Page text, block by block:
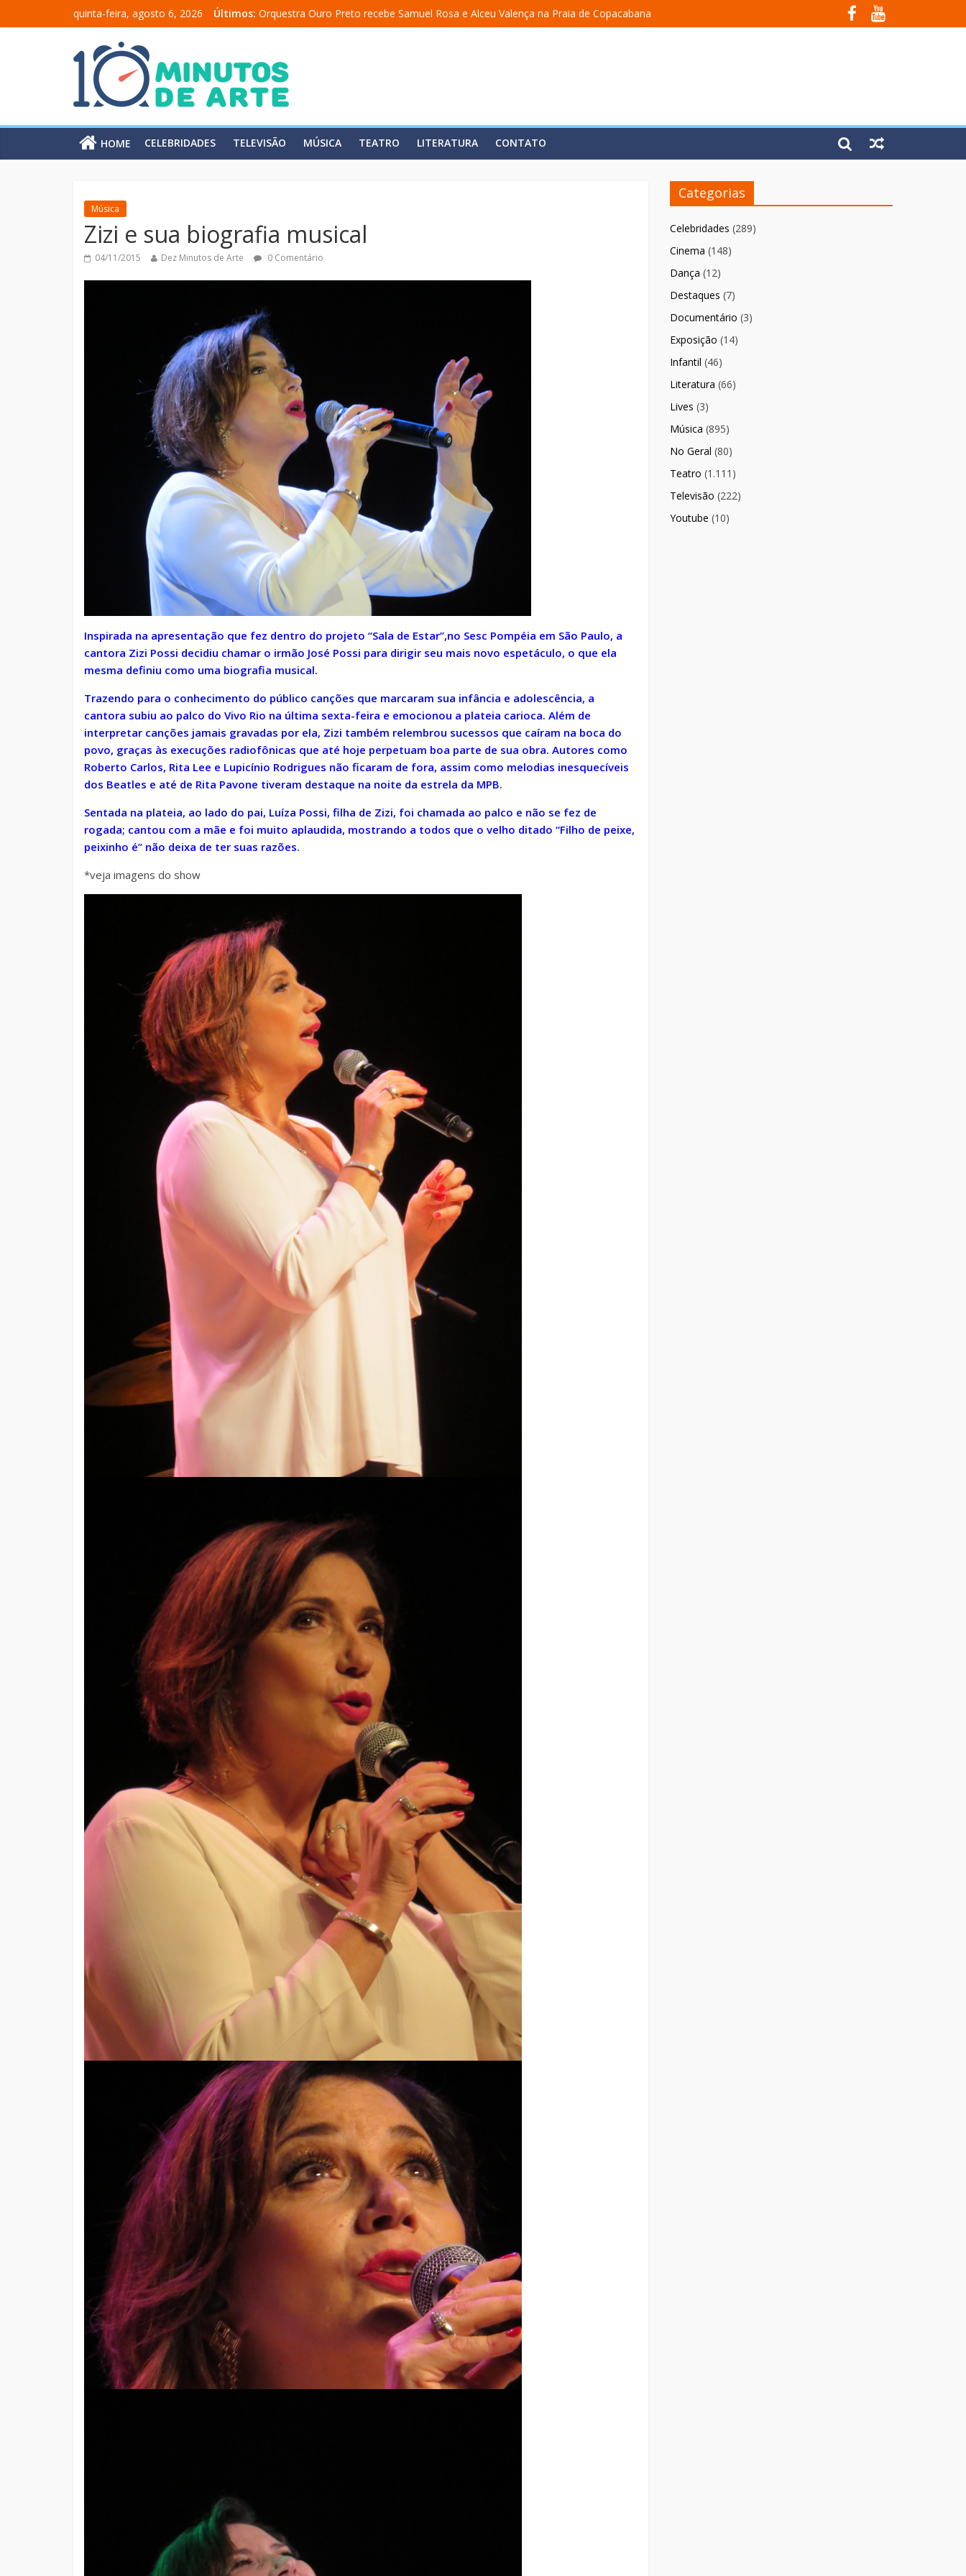
quinta-feira, agosto 6, 2026 Últimos: Orquestra Ouro Preto recebe Samuel Rosa e Alceu Valença na Praia de Copacabana
“Comunicado a uma academia” ganha nova temporada na Fundição Progresso
Mônica Salmaso lança álbum em homenagem a Elizeth Cardoso
Carolina Chalita estreia o solo “Eu matei a Sherazade – Confissões De Uma Árabe Em Fúria”
HOME CELEBRIDADES TELEVISÃO MÚSICA TEATRO LITERATURA CONTATO
Música
Zizi e sua biografia musical
04/11/2015 Dez Minutos de Arte 0 Comentário
Inspirada na apresentação que fez dentro do projeto “Sala de Estar”,no Sesc Pompéia em São Paulo, a
cantora Zizi Possi decidiu chamar o irmão José Possi para dirigir seu mais novo espetáculo, o que ela
mesma definiu como uma biografia musical.
Trazendo para o conhecimento do público canções que marcaram sua infância e adolescência, a
cantora subiu ao palco do Vivo Rio na última sexta-feira e emocionou a plateia carioca. Além de
interpretar canções jamais gravadas por ela, Zizi também relembrou sucessos que caíram na boca do
povo, graças às execuções radiofônicas que até hoje perpetuam boa parte de sua obra. Autores como
Roberto Carlos, Rita Lee e Lupicínio Rodrigues não ficaram de fora, assim como melodias inesquecíveis
dos Beatles e até de Rita Pavone tiveram destaque na noite da estrela da MPB.
Sentada na plateia, ao lado do pai, Luíza Possi, filha de Zizi, foi chamada ao palco e não se fez de
rogada; cantou com a mãe e foi muito aplaudida, mostrando a todos que o velho ditado “Filho de peixe,
peixinho é” não deixa de ter suas razões.
*veja imagens do show
Categorias
Celebridades (289)
Cinema (148)
Dança (12)
Destaques (7)
Documentário (3)
Exposição (14)
Infantil (46)
Literatura (66)
Lives (3)
Música (895)
No Geral (80)
Teatro (1.111)
Televisão (222)
Youtube (10)